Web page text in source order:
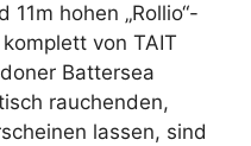
hohen „Rollio“-
von TAIT
Battersea
rauchenden,
lassen, sind